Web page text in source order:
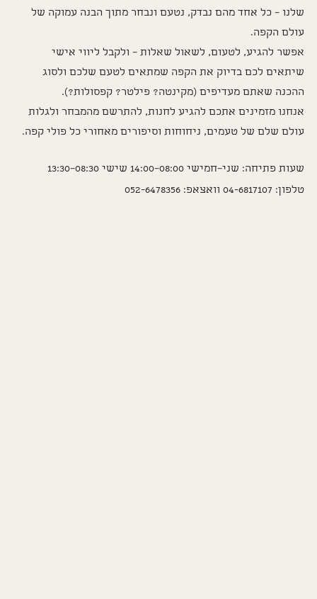
שלנו – כל אחד מהם נבדק, נטעם ונבחר מתוך הבנה עמוקה של
עולם הקפה.
אפשר להגיע, לטעום, לשאול שאלות – ולקבל ליווי אישי
שיתאים לכם בדיוק את הקפה שמתאים לטעם שלכם ולסוג
ההכנה שאתם מעדיפים (מקינטה? פילטר? קפסולות?).
אנחנו מזמינים אתכם להגיע לחנות, להתרשם מהמבחר ולגלות
עולם שלם של טעמים, ניחוחות וסיפורים מאחורי כל פולי קפה.
שעות פתיחה: שני–חמישי 08:00–14:00 שישי 08:30–13:30
טלפון: 04-6817107 וואצאפ: 052-6478356